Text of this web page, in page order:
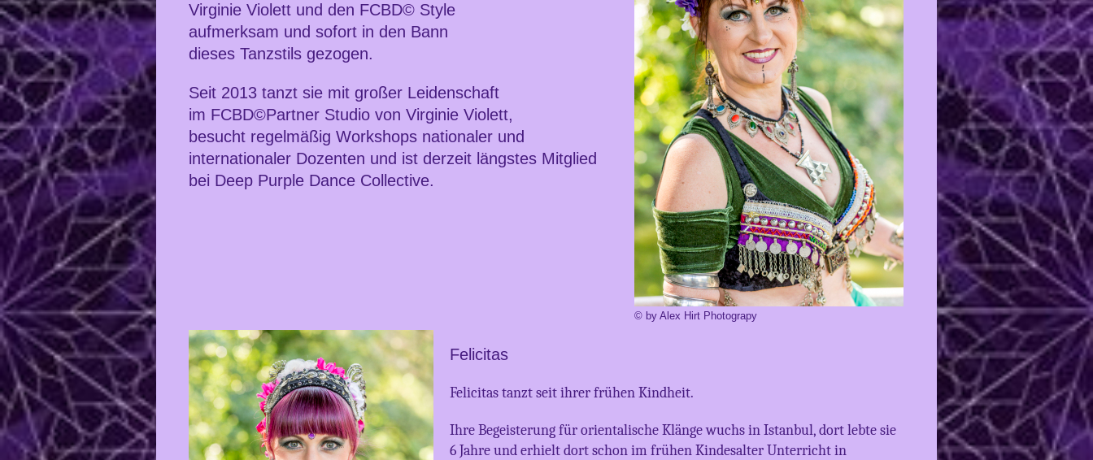
© by Alex Hirt Photograpy
Virginie Violett und den FCBD© Style
aufmerksam und sofort in den Bann
dieses Tanzstils gezogen.
Seit 2013 tanzt sie mit großer Leidenschaft
im FCBD©Partner Studio von Virginie Violett,
besucht regelmäßig Workshops nationaler und
internationaler Dozenten und ist derzeit längstes Mitglied
bei Deep Purple Dance Collective.
Felicitas
Felicitas tanzt seit ihrer frühen Kindheit.
Ihre Begeisterung für orientalische Klänge wuchs in Istanbul, dort lebte sie
6 Jahre und erhielt dort schon im frühen Kindesalter Unterricht in